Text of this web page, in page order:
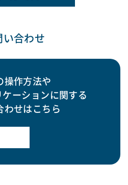
い合わせ
操作方法や
ーションに関する
わせはこちら